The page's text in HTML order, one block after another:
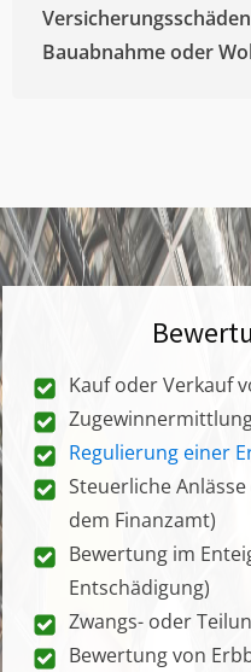
Bauabnahme oder
Kauf oder Verkauf
Regulierung einer
Steuerliche
dem Finanzamt)
Bewertung im
Entschädigung)
Zwangs- oder
Bewertung von